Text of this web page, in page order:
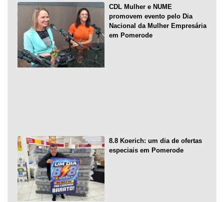
CDL Mulher e NUME
promovem evento pelo Dia
Nacional da Mulher Empresária
em Pomerode
8.8 Koerich: um dia de ofertas
especiais em Pomerode